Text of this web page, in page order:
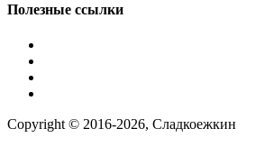
Полезные ссылки
Copyright © 2016-2026, Сладкоежкин